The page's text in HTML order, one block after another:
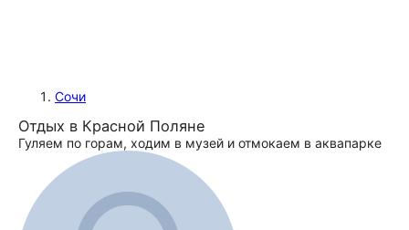
Сочи
Отдых в Красной Поляне
Гуляем по горам, ходим в музей и отмокаем в аквапарке